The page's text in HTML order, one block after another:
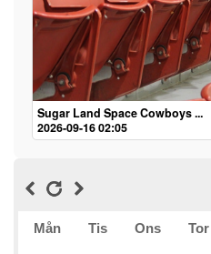
Sugar Land Space Cowboys ...
2026-09-16 02:05
Mån Tis Ons Tor